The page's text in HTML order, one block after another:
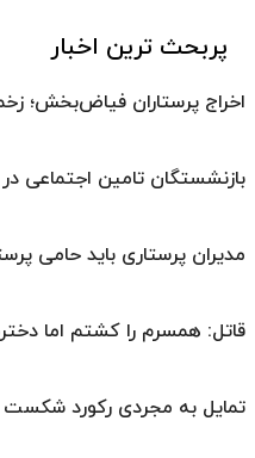
پربحث ترین اخبار
اخراج پرستاران فیاض‌بخش؛
بازنشستگان تامین اجتماعی در
مدیران پرستاری باید حامی
قاتل: همسرم را کشتم اما
تمایل به مجردی رکورد شکست